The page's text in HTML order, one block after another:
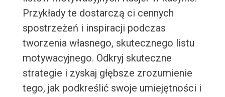
Przykłady te dostarczą ci cennych
spostrzeżeń i inspiracji podczas
tworzenia własnego, skutecznego listu
motywacyjnego. Odkryj skuteczne
strategie i zyskaj głębsze zrozumienie
tego, jak podkreślić swoje umiejętności i